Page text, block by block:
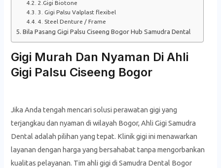
2.Gigi Biotone
3. Gigi Palsu Valplast flexibel
4. Steel Denture / Frame
Bila Pasang Gigi Palsu Ciseeng Bogor Hub Samudra Dental
Gigi Murah Dan Nyaman Di Ahli
Gigi Palsu Ciseeng Bogor
Jika Anda tengah mencari solusi perawatan gigi yang
terjangkau dan nyaman di wilayah Bogor, Ahli Gigi Samudra
Dental adalah pilihan yang tepat. Klinik gigi ini menawarkan
layanan dengan harga yang bersahabat tanpa mengorbankan
kualitas pelayanan. Tim ahli gigi di Samudra Dental Bogor